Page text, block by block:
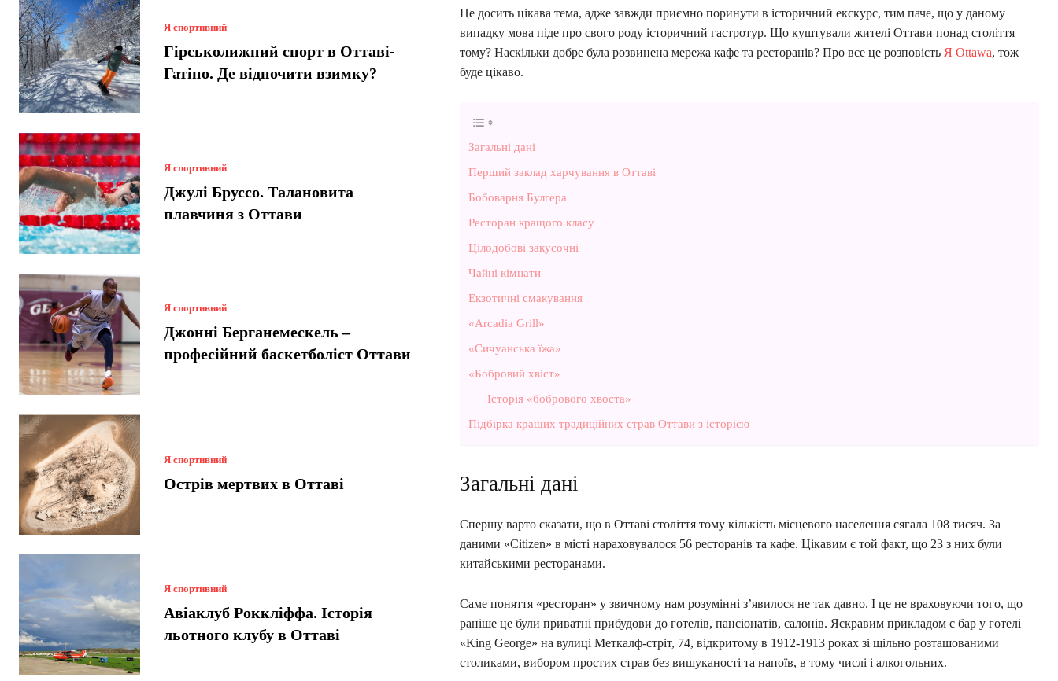
Я спортивний
Гірськолижний спорт в Оттаві-
Гатіно. Де відпочити взимку?
Я спортивний
Джулі Бруссо. Талановита
плавчиня з Оттави
Я спортивний
Джонні Берганемескель –
професійний баскетболіст Оттави
Я спортивний
Острів мертвих в Оттаві
Я спортивний
Авіаклуб Роккліффа. Історія
льотного клубу в Оттаві
Це досить цікава тема, адже завжди приємно поринути в історичний екскурс, тим паче, що у даному
випадку мова піде про свого роду історичний гастротур. Що куштували жителі Оттави понад століття
тому? Наскільки добре була розвинена мережа кафе та ресторанів? Про все це розповість Я Ottawa, тож
буде цікаво.
Загальні дані
Перший заклад харчування в Оттаві
Бобоварня Булгера
Ресторан кращого класу
Цілодобові закусочні
Чайні кімнати
Екзотичні смакування
«Arcadia Grill»
«Сичуанська їжа»
«Бобровий хвіст»
Історія «бобрового хвоста»
Підбірка кращих традиційних страв Оттави з історією
Загальні дані
Спершу варто сказати, що в Оттаві століття тому кількість місцевого населення сягала 108 тисяч. За
даними «Citizen» в місті нараховувалося 56 ресторанів та кафе. Цікавим є той факт, що 23 з них були
китайськими ресторанами.
Саме поняття «ресторан» у звичному нам розумінні з’явилося не так давно. І це не враховуючи того, що
раніше це були приватні прибудови до готелів, пансіонатів, салонів. Яскравим прикладом є бар у готелі
«King George» на вулиці Меткалф-стріт, 74, відкритому в 1912-1913 роках зі щільно розташованими
столиками, вибором простих страв без вишуканості та напоїв, в тому числі і алкогольних.